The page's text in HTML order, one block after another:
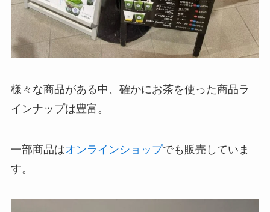
様々な商品がある中、確かにお茶を使った商品ラ
インナップは豊富。
一部商品はオンラインショップでも販売していま
す。